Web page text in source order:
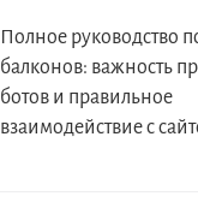
Полное руководство
балконов: важность
ботов и правильное
взаимодействие с